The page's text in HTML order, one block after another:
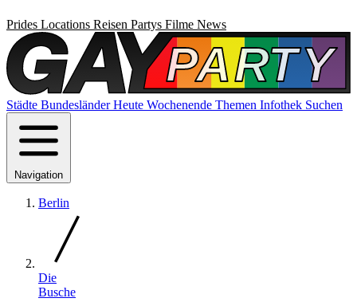
Prides Locations Reisen Partys Filme News
Städte BundesländerHeute Wochenende Themen Infothek Suchen
Navigation
Berlin
Die
Busche